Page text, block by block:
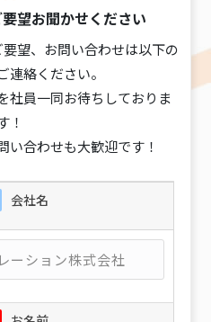
望お聞かせください
望、お問い合わせは以下の
連絡ください。
社員一同お待ちしておりま
！
い合わせも大歓迎です！
会社名